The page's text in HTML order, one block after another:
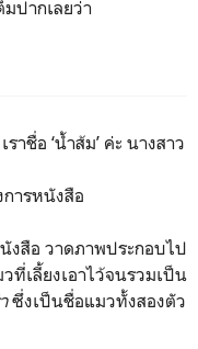
ปากเลยว่า
าชื่อ ‘น้ำส้ม’ ค่ะ นางสาว
ารหนังสือ
สือ วาดภาพประกอบไป
ที่เลี้ยงเอาไว้จนรวมเป็น
ซึ่งเป็นชื่อแมวทั้งสองตัว